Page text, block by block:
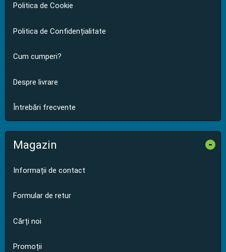
Politica de Cookie
Politica de Confidențialitate
Cum cumperi?
Despre livrare
Întrebări frecvente
Magazin -
Informații de contact
Formular de retur
Cărți noi
Promoții